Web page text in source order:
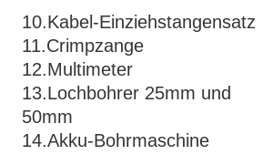
10.Kabel-Einziehstangensatz
11.Crimpzange
12.Multimeter
13.Lochbohrer 25mm und
50mm
14.Akku-Bohrmaschine